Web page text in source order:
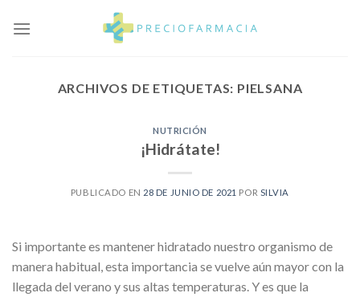
ARCHIVOS DE ETIQUETAS: PIELSANA
NUTRICIÓN
¡Hidrátate!
PUBLICADO EN 28 DE JUNIO DE 2021 POR SILVIA
Si importante es mantener hidratado nuestro organismo de
manera habitual, esta importancia se vuelve aún mayor con la
llegada del verano y sus altas temperaturas. Y es que la